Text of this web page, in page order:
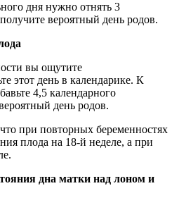
дня нужно отнять 3
вероятный день родов.
вы ощутите
этот день в календарике. К
4,5 календарного
день родов.
при повторных беременностях
плода на 18-й неделе, а при
дна матки над лоном и